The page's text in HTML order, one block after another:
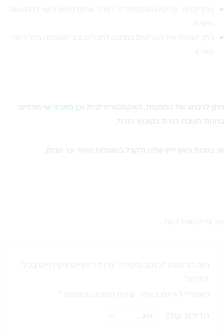
ניתן לבחור פריטים ואקססוריז, לצרף אותם למארזי שי בהתאמה
אישית.
ניתן לשלוח את הפריטים במתנה לחברים ובני משפחה בכל רחבי
הארץ.
ניתן לרכוש את המתנות, האקססוריז לבית וכן מארזי שי חגיגיים
בחנות תנובת כנרת בקיבוץ כנרת,
או בחנות האון ליין שלנו ולקבל במשלוח מהיר עד הבית.
אין עדיין חוות דעת.
היה הראשון לכתוב סקירה “נרות ריחניים יוקרתיים בכלי
זכוכית”
האימייל לא יוצג באתר. שדות החובה מסומנים *
הדירוג שלך